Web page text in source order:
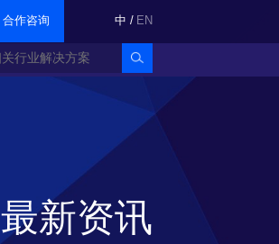
合作咨询 中 / EN
最新资讯